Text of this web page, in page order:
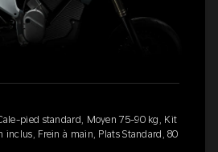
pied standard, Moyen 75-90 kg, Kit
inclus, Frein à main, Plats Standard, 80